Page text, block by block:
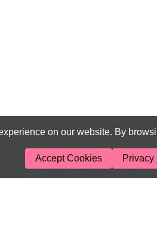
on our website. By
Accept Cookies Privacy